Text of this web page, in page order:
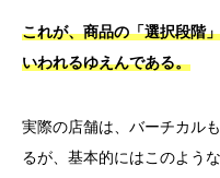
これが、商品の「選択段階
いわれるゆえんである。
実際の店舗は、バーチカル
るが、基本的にはこのよう